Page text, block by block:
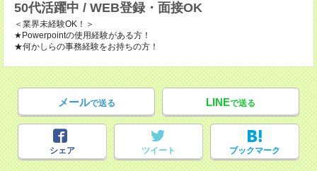
50代活躍中 / WEB登録・面接OK
＜業界未経験OK！＞
★Powerpointの使用経験がある方！
★何かしらの事務経験をお持ちの方！
メールで送る LINEで送る
シェア ツイート ブックマーク